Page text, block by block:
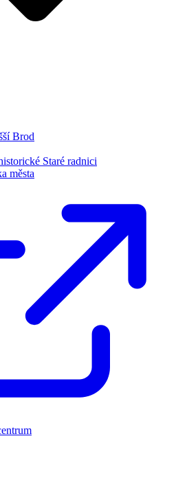
Brod
Staré radnici
města